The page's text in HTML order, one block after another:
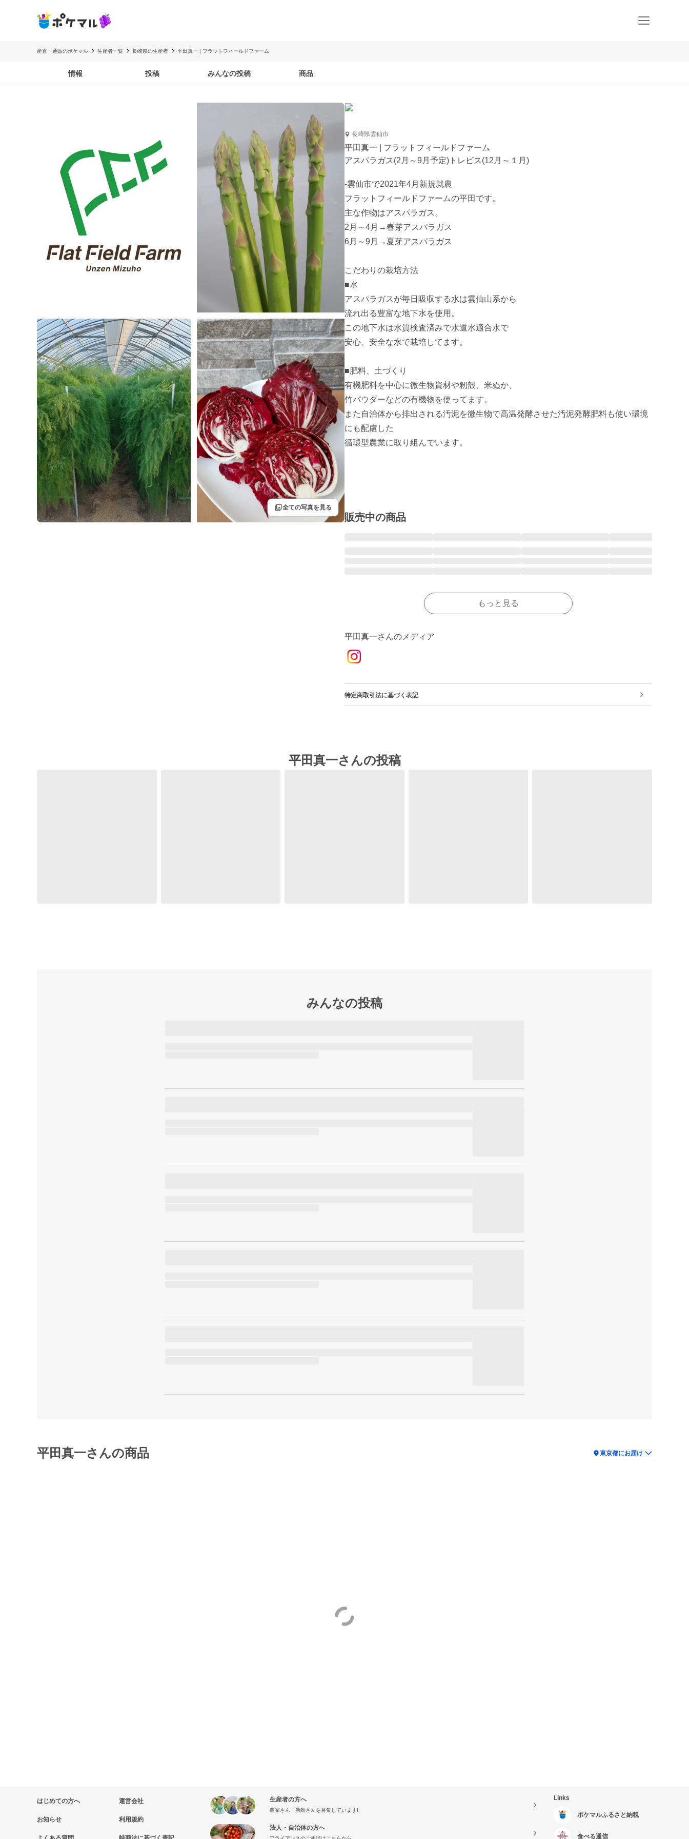
産直・通販のポケマル 生産者一覧 長崎県の生産者 平田真一 | フラットフィールドファーム
情報 投稿 みんなの投稿 商品
filter全ての写真を見る
長崎県雲仙市
平田真一 | フラットフィールドファーム
アスパラガス(2月～9月予定)トレビス(12月～１月)
-雲仙市で2021年4月新規就農
フラットフィールドファームの平田です。
主な作物はアスパラガス。
2月～4月→春芽アスパラガス
6月～9月→夏芽アスパラガス
こだわりの栽培方法
■水
アスパラガスが毎日吸収する水は雲仙山系から
流れ出る豊富な地下水を使用。
この地下水は水質検査済みで水道水適合水で
安心、安全な水で栽培してます。
■肥料、土づくり
有機肥料を中心に微生物資材や籾殻、米ぬか、
竹パウダーなどの有機物を使ってます。
また自治体から排出される汚泥を微生物で高温発酵させた汚泥発酵肥料も使い環境
にも配慮した
循環型農業に取り組んでいます。
販売中の商品
もっと見る
平田真一さんのメディア
特定商取引法に基づく表記
平田真一さんの投稿
みんなの投稿
平田真一さんの商品 location_on東京都にお届け
はじめての方へ
お知らせ
運営会社
利用規約
生産者の方へ
農家さん・漁師さんを募集しています!
法人・自治体の方へ
Links
ポケマルふるさと納税
食べる通信